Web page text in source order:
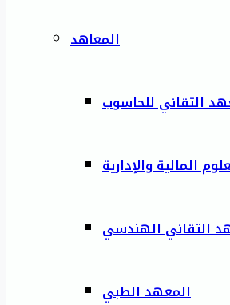
المعاهد
التقاني للحاسوب
المالية والإدارية
التقاني الهندسي
المعهد الطبي